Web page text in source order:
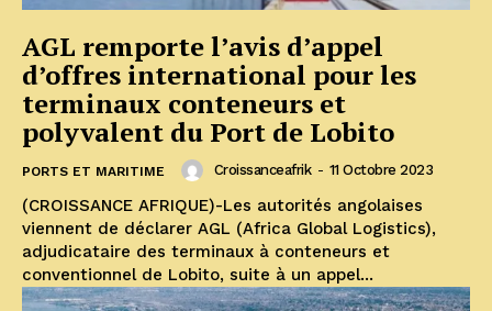
AGL remporte l’avis d’appel
d’offres international pour les
terminaux conteneurs et
polyvalent du Port de Lobito
PORTS ET MARITIME Croissanceafrik - 11 Octobre 2023
(CROISSANCE AFRIQUE)-Les autorités angolaises
viennent de déclarer AGL (Africa Global Logistics),
adjudicataire des terminaux à conteneurs et
conventionnel de Lobito, suite à un appel...